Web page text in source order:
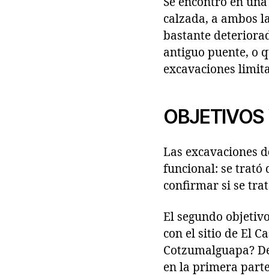
calzada, a ambos
bastante
antiguo puente, o
excavaciones
Las excavaciones
funcional: se trató
confirmar si se
El segundo
con el sitio de El
Cotzumalguapa?
en la primera